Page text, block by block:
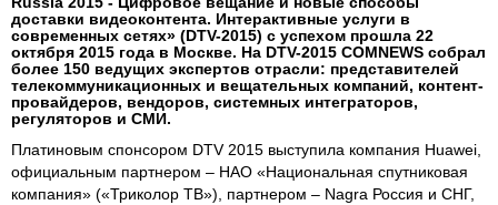
доставки видеоконтента. Интерактивные услуги в
современных сетях» (DTV-2015) с успехом прошла 22
октября 2015 года в Москве. На DTV-2015 COMNEWS собрал
более 150 ведущих экспертов отрасли: представителей
телекоммуникационных и вещательных компаний, контент-
провайдеров, вендоров, системных интеграторов,
регуляторов и СМИ.
Платиновым спонсором DTV 2015 выступила компания Huawei,
официальным партнером – НАО «Национальная спутниковая
компания» («Триколор ТВ»), партнером – Nagra Россия и СНГ,